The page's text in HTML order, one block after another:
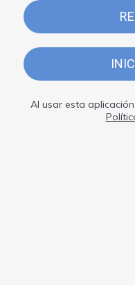
Al usar esta